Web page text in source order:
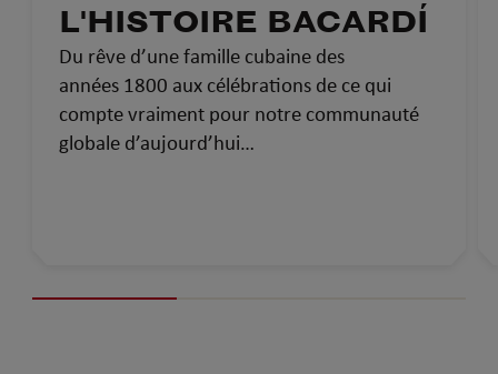
L'HISTOIRE BACARDÍ
Du rêve d’une famille cubaine des
années 1800 aux célébrations de ce qui
compte vraiment pour notre communauté
globale d’aujourd’hui…